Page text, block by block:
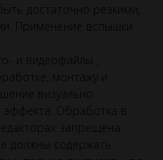
достаточно резкими,
Применение вспышки
и видеофайлы ,
монтажу и
визуально
эффекта. Обработка в
запрещена.
должны содержать